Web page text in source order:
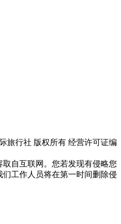
旅行社 版权所有 经营许可证编
自互联网。您若发现有侵略您
工作人员将在第一时间删除侵